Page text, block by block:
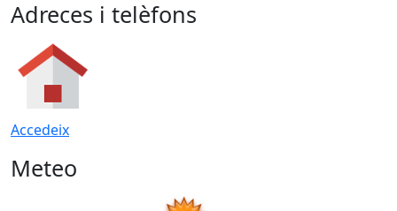
Adreces i telèfons
Accedeix
Meteo